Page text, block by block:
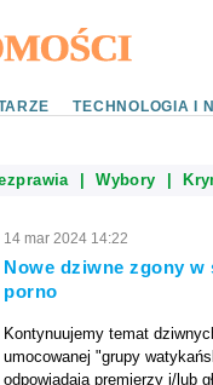
TECHNOLOGIA I
|Wybory
14 mar 2024 14:22
Nowe dziwne zgony
porno
Kontynuujemy temat
umocowanej "grupy
odpowiadają premierzy i/lub